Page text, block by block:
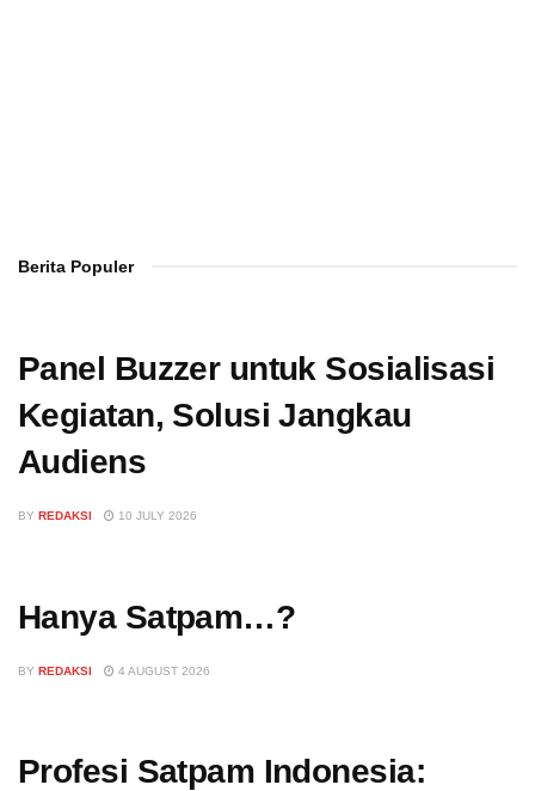
Berita Populer
Panel Buzzer untuk Sosialisasi
Kegiatan, Solusi Jangkau
Audiens
BY REDAKSI 10 JULY 2026
Hanya Satpam…?
BY REDAKSI 4 AUGUST 2026
Profesi Satpam Indonesia: